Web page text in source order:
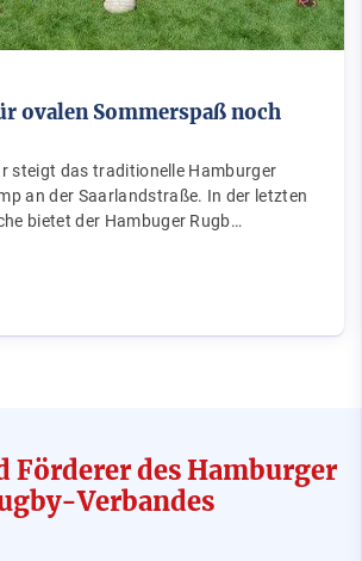
ovalen Sommerspaß noch
steigt das traditionelle Hamburger
an der Saarlandstraße. In der letzten
bietet der Hambuger Rugb…
Förderer des Hamburger
Verbandes